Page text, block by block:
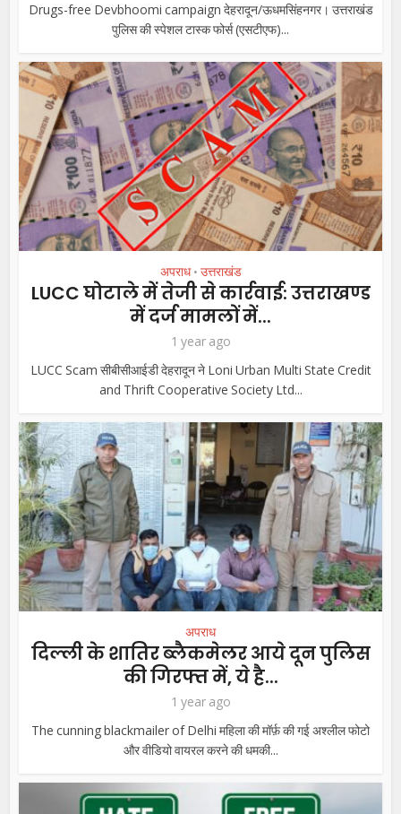
Drugs-free Devbhoomi campaign देहरादून/ऊधमसिंहनगर। उत्तराखंड
पुलिस की स्पेशल टास्क फोर्स (एसटीएफ)...
अपराध • उत्तराखंड
LUCC घोटाले में तेजी से कार्रवाई: उत्तराखण्ड
में दर्ज मामलों में...
1 year ago
LUCC Scam सीबीसीआईडी देहरादून ने Loni Urban Multi State Credit
and Thrift Cooperative Society Ltd...
अपराध
दिल्ली के शातिर ब्लैकमेलर आये दून पुलिस
की गिरफ्त में, ये है...
1 year ago
The cunning blackmailer of Delhi महिला की मॉर्फ़ की गई अश्लील फोटो
और वीडियो वायरल करने की धमकी...